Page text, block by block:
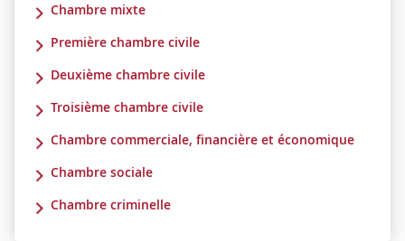
Chambre mixte
Première chambre civile
Deuxième chambre civile
Troisième chambre civile
Chambre commerciale, financière et économique
Chambre sociale
Chambre criminelle